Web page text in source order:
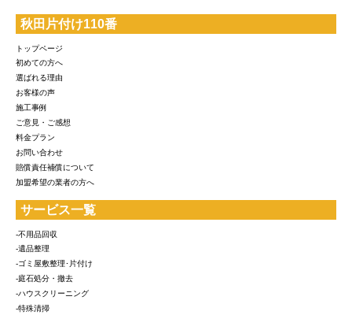
秋田片付け110番
トップページ
初めての方へ
選ばれる理由
お客様の声
施工事例
ご意見・ご感想
料金プラン
お問い合わせ
賠償責任補償について
加盟希望の業者の方へ
サービス一覧
-不用品回収
-遺品整理
-ゴミ屋敷整理･片付け
-庭石処分・撤去
-ハウスクリーニング
-特殊清掃